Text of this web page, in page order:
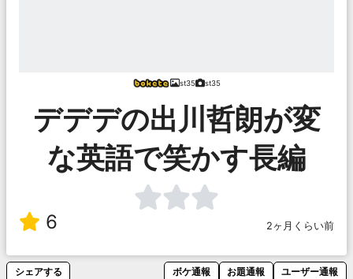
st35 st35
デデデの出川哲朗が変
な英語で笑かす長編
6 2ヶ月くらい前
シェアする ボケ通報 お題通報 ユーザー通報